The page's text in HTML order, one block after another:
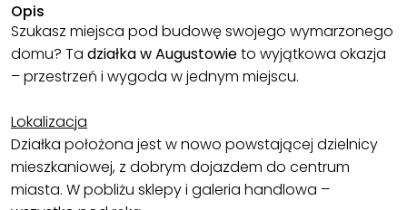
Opis
Szukasz miejsca pod budowę swojego wymarzonego
domu? Ta działka w Augustowieto wyjątkowa okazja
– przestrzeń i wygoda w jednym miejscu.
Lokalizacja
Działka położona jest w nowo powstającej dzielnicy
mieszkaniowej, z dobrym dojazdem do centrum
miasta. W pobliżu sklepy i galeria handlowa –